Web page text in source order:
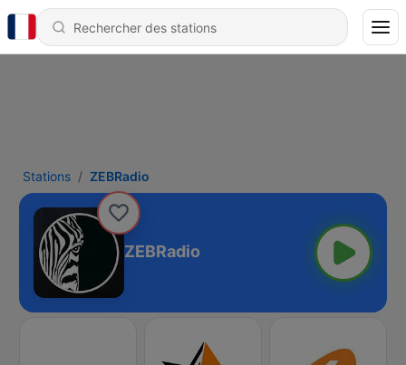
Stations ZEBRadio
ZEBRadio